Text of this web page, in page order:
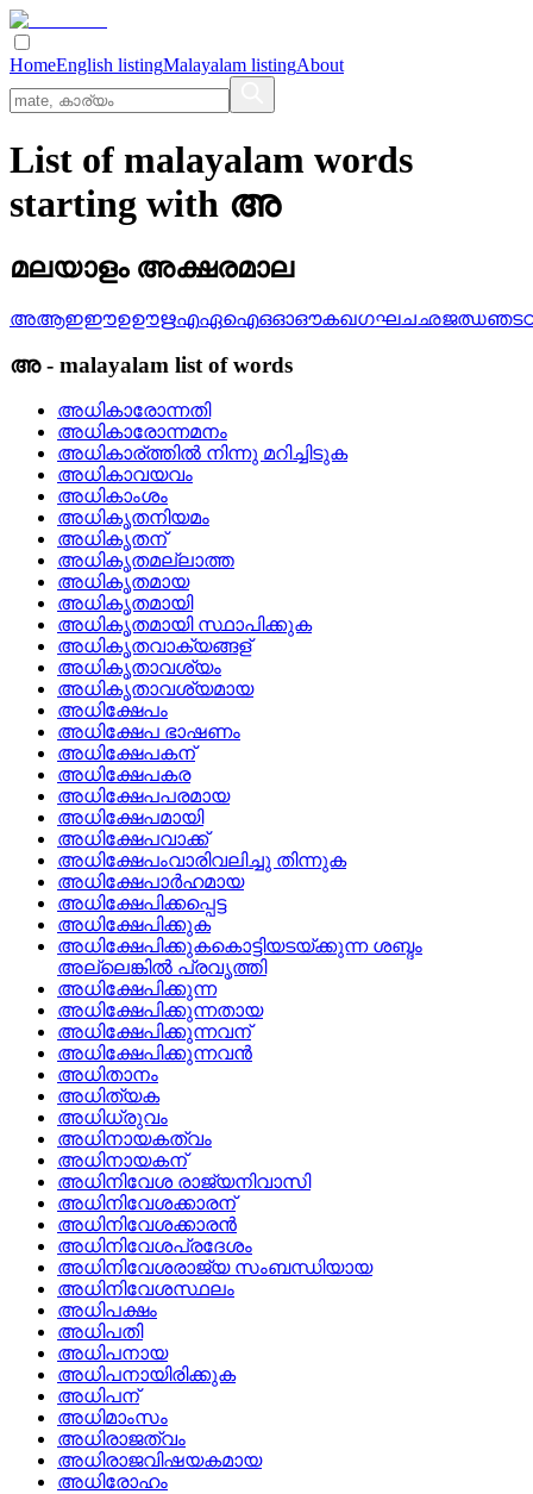
HomeEnglish listingMalayalam listingAbout
List of malayalam words
starting with അ
മലയാളം അക്ഷരമാല
അആഇഈഉഊഋഎഏഐഒഓഔകഖഗഘചഛജഝഞട
അ- malayalam list of words
അധികാരോന്നതി
അധികാരോന്നമനം
അധികാര്‌ത്തില്‍ നിന്നു മറിച്ചിടുക
അധികാവയവം
അധികാംശം
അധികൃതനിയമം
അധികൃതന്
അധികൃതമല്ലാത്ത
അധികൃതമായ
അധികൃതമായി
അധികൃതമായി സ്ഥാപിക്കുക
അധികൃതവാക്യങ്ങള്
അധികൃതാവശ്യം
അധികൃതാവശ്യമായ
അധിക്ഷേപം
അധിക്ഷേപ ഭാഷണം
അധിക്ഷേപകന്
അധിക്ഷേപകര
അധിക്ഷേപപരമായ
അധിക്ഷേപമായി
അധിക്ഷേപവാക്ക്
അധിക്ഷേപംവാരിവലിച്ചു തിന്നുക
അധിക്ഷേപാര്‍ഹമായ
അധിക്ഷേപിക്കപ്പെട്ട
അധിക്ഷേപിക്കുക
അധിക്ഷേപിക്കുകകൊട്ടിയടയ്ക്കുന്ന ശബ്ദം
അല്ലെങ്കില്‍ പ്രവൃത്തി
അധിക്ഷേപിക്കുന്ന
അധിക്ഷേപിക്കുന്നതായ
അധിക്ഷേപിക്കുന്നവന്
അധിക്ഷേപിക്കുന്നവന്‍
അധിതാനം
അധിത്യക
അധിധ്രുവം
അധിനായകത്വം
അധിനായകന്
അധിനിവേശ രാജ്യനിവാസി
അധിനിവേശക്കാരന്
അധിനിവേശക്കാരന്‍
അധിനിവേശപ്രദേശം
അധിനിവേശരാജ്യ സംബന്ധിയായ
അധിനിവേശസ്ഥലം
അധിപക്ഷം
അധിപതി
അധിപനായ
അധിപനായിരിക്കുക
അധിപന്
അധിമാംസം
അധിരാജത്വം
അധിരാജവിഷയകമായ
അധിരോഹം